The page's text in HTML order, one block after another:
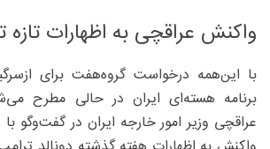
واکنش عراقچی به اظهارات تازه
با این‌همه درخواست گروه‌هفت برای
برنامه هسته‌ای ایران در حالی مطرح
عراقچی وزیر امور خارجه ایران در گفت‌وگو